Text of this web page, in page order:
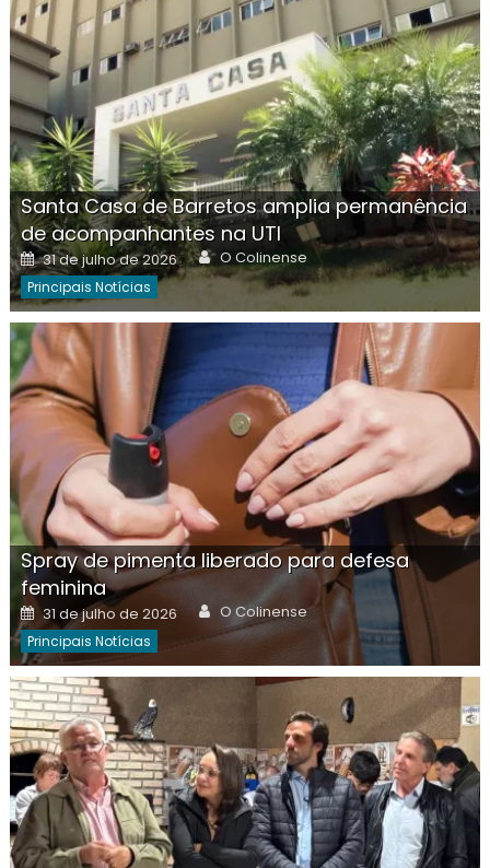
Santa Casa de Barretos amplia permanência
de acompanhantes na UTI
Posted
on
31 de julho de 2026 Author
O Colinense
Principais Notícias
Spray de pimenta liberado para defesa
feminina
Posted
on
31 de julho de 2026 Author
O Colinense
Principais Notícias